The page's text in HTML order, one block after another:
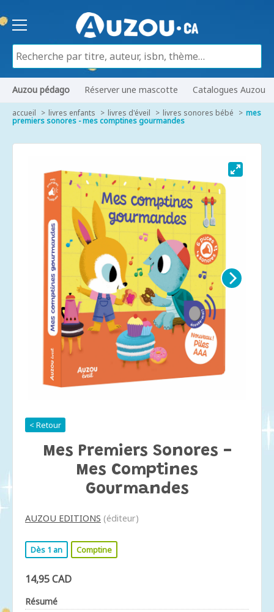
Auzou pédago Réserver une mascotte Catalogues Auzou
accueil livres enfants livres d'éveil livres sonores bébé mes
premiers sonores - mes comptines gourmandes
< Retour
Mes Premiers Sonores -
Mes Comptines
Gourmandes
AUZOU EDITIONS (éditeur)
Dès 1 an Comptine
14,95 CAD
Résumé